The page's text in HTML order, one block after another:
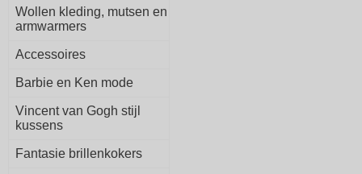
Wollen kleding, mutsen en
armwarmers
Accessoires
Barbie en Ken mode
Vincent van Gogh stijl
kussens
Fantasie brillenkokers